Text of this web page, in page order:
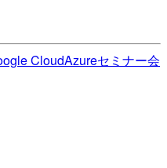
CloudAzureセミナー会